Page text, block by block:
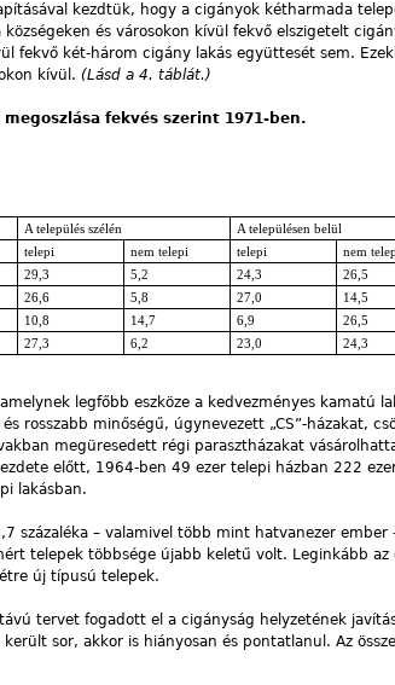
kezdtük, hogy a cigányok kétharmada
és városokon kívül fekvő elszigetelt
fekvő két-három cigány lakás együttesét sem.
kívül. (Lásd a 4. táblát.)
fekvés szerint 1971-ben.
A település szélén
A településen belül
telepi nem telepi telepi
nem
29,3 5,2 24,3 26,5
26,6 5,8 27,0 14,5
10,8 14,7 6,9 26,5
27,3 6,2 23,0 24,3
legfőbb eszköze a kedvezményes kamatú
rosszabb minőségű, úgynevezett „CS”-házakat,
megüresedett régi parasztházakat
előtt, 1964-ben 49 ezer telepi házban 222
lakásban.
százaléka – valamivel több mint hatvanezer ember
telepek többsége újabb keletű volt. Leginkább az
új típusú telepek.
tervet fogadott el a cigányság helyzetének
sor, akkor is hiányosan és pontatlanul. Az